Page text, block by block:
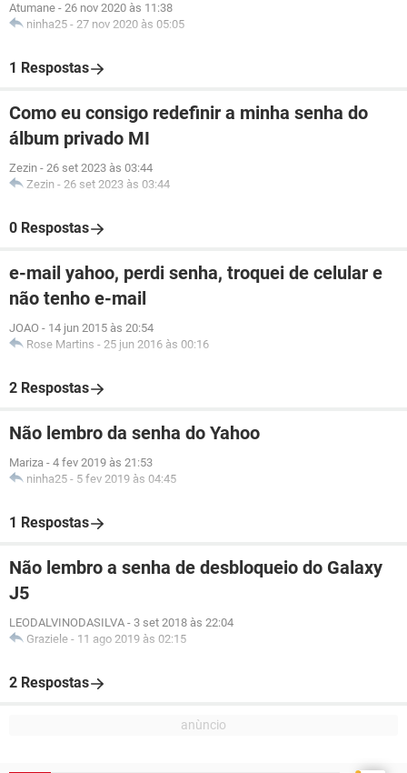
Atumane - 26 nov 2020 às 11:38
ninha25 - 27 nov 2020 às 05:05
1 Respostas
Como eu consigo redefinir a minha senha do
álbum privado MI
Zezin - 26 set 2023 às 03:44
Zezin - 26 set 2023 às 03:44
0 Respostas
e-mail yahoo, perdi senha, troquei de celular e
não tenho e-mail
JOAO - 14 jun 2015 às 20:54
Rose Martins - 25 jun 2016 às 00:16
2 Respostas
Não lembro da senha do Yahoo
Mariza - 4 fev 2019 às 21:53
ninha25 - 5 fev 2019 às 04:45
1 Respostas
Não lembro a senha de desbloqueio do Galaxy
J5
LEODALVINODASILVA - 3 set 2018 às 22:04
Graziele - 11 ago 2019 às 02:15
2 Respostas